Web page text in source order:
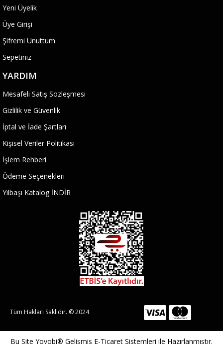
Yeni Üyelik
Üye Girişi
Şifremi Unuttum
Sepetiniz
YARDIM
Mesafeli Satış Sözleşmesi
Gizlilik ve Güvenlik
İptal ve İade Şartları
Kişisel Veriler Politikası
İşlem Rehberi
Ödeme Seçenekleri
Yılbaşı Katalog İNDİR
Tüm Hakları Saklıdır. © 2024
Bu Site Yoyobi® Gelişmiş E-Ticaret Sistemleri ile Hazırlanmıştır.